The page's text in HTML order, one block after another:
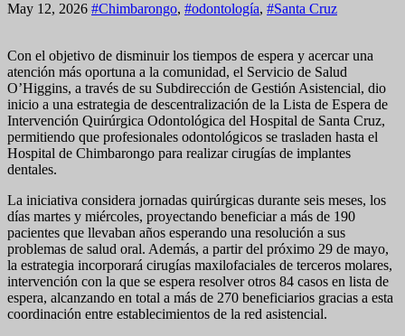
May 12, 2026 #Chimbarongo, #odontología, #Santa Cruz
Con el objetivo de disminuir los tiempos de espera y acercar una
atención más oportuna a la comunidad, el Servicio de Salud
O’Higgins, a través de su Subdirección de Gestión Asistencial, dio
inicio a una estrategia de descentralización de la Lista de Espera de
Intervención Quirúrgica Odontológica del Hospital de Santa Cruz,
permitiendo que profesionales odontológicos se trasladen hasta el
Hospital de Chimbarongo para realizar cirugías de implantes
dentales.
La iniciativa considera jornadas quirúrgicas durante seis meses, los
días martes y miércoles, proyectando beneficiar a más de 190
pacientes que llevaban años esperando una resolución a sus
problemas de salud oral. Además, a partir del próximo 29 de mayo,
la estrategia incorporará cirugías maxilofaciales de terceros molares,
intervención con la que se espera resolver otros 84 casos en lista de
espera, alcanzando en total a más de 270 beneficiarios gracias a esta
coordinación entre establecimientos de la red asistencial.